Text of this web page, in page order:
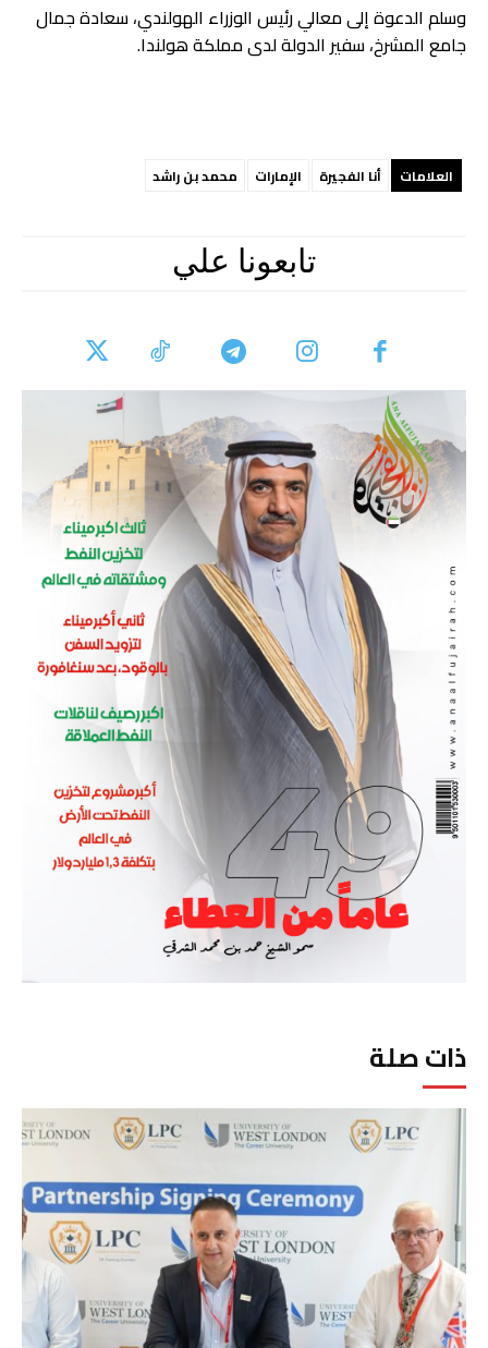
ذات صلة
وسلم الدعوة إلى معالي رئيس الوزراء الهولندي، سعادة جمال
جامع المشرخ، سفير الدولة لدى مملكة هولندا.
العلامات أنا الفجيرة الإمارات محمد بن راشد
تابعونا علي